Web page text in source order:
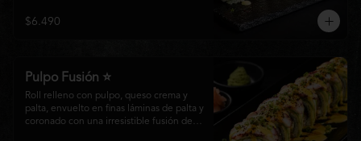
creando un equilibrio perfecto entre
frescura, cremosidad y crocancia en cada
$6.490
Pulpo Fusión ⭐
Roll relleno con pulpo, queso crema y
palta, envuelto en finas láminas de palta y
coronado con una irresistible fusión de